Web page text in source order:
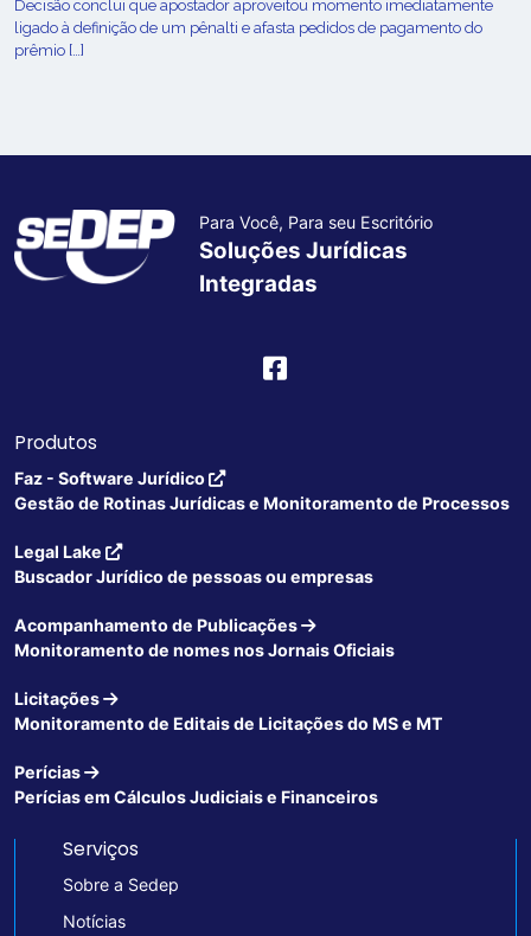
Decisão conclui que apostador aproveitou momento imediatamente
ligado à definição de um pênalti e afasta pedidos de pagamento do
prêmio […]
Para Você, Para seu Escritório
Soluções Jurídicas
Integradas
Produtos
Faz - Software Jurídico
Gestão de Rotinas Jurídicas e Monitoramento de Processos
Legal Lake
Buscador Jurídico de pessoas ou empresas
Acompanhamento de Publicações
Monitoramento de nomes nos Jornais Oficiais
Licitações
Monitoramento de Editais de Licitações do MS e MT
Perícias
Perícias em Cálculos Judiciais e Financeiros
Serviços
Sobre a Sedep
Notícias